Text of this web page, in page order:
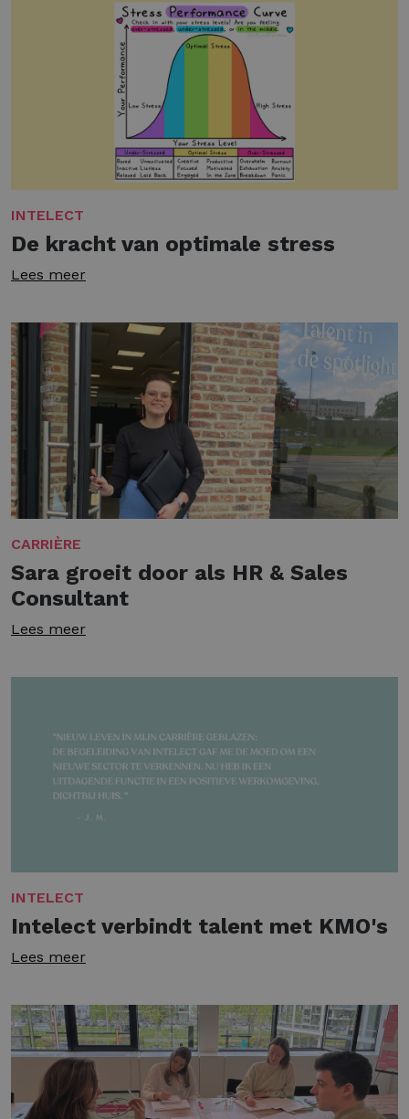
INTELECT
De kracht van optimale stress
Lees meer
CARRIÈRE
Sara groeit door als HR & Sales
Consultant
Lees meer
INTELECT
Intelect verbindt talent met KMO's
Lees meer